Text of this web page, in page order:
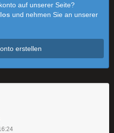
auf unserer Seite?
und nehmen Sie an unserer
erstellen